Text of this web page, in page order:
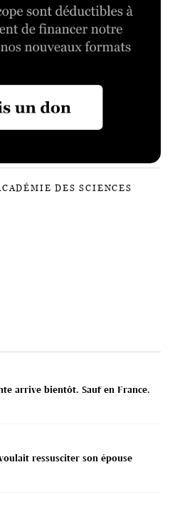
DES SCIENCES
arrive bientôt. Sauf en France.
ressusciter son épouse